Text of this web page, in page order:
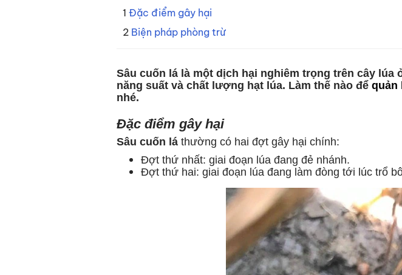
Đặc điểm gây hại
Biện pháp phòng trừ
Sâu cuốn lá là một dịch hại nghiêm trọng trên cây
năng suất và chất lượng hạt lúa. Làm thế nào để quản
nhé.
Đặc điểm gây hại
Sâu cuốn lá thường có hai đợt gây hại chính:
Đợt thứ nhất: giai đoạn lúa đang đẻ nhánh.
Đợt thứ hai: giai đoạn lúa đang làm đòng tới lúc trổ